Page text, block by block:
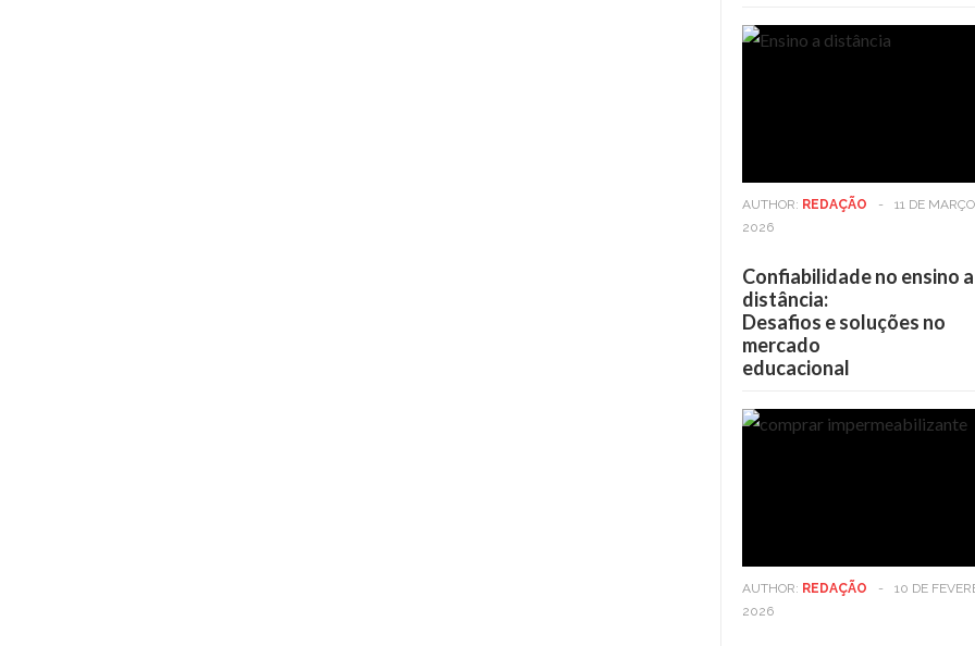
AUTHOR: REDAÇÃO -
11 DE
2026
Confiabilidade no ensino a
distância:
Desafios e soluções no
mercado
educacional
AUTHOR: REDAÇÃO -
10 DE
2026